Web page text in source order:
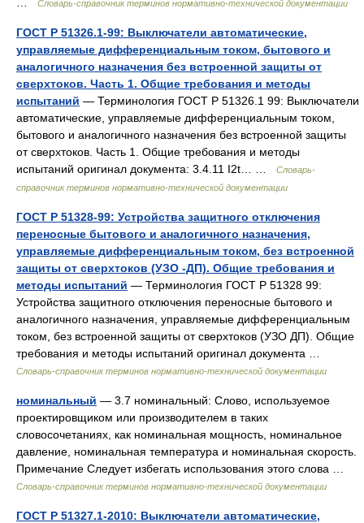
Словарь-справочник терминов нормативно-технической документации
ГОСТ Р 51326.1-99: Выключатели автоматические,
управляемые дифференциальным током, бытового и
аналогичного назначения без встроенной защиты от
сверхтоков. Часть 1. Общие требования и методы
испытаний — Терминология ГОСТ Р 51326.1 99: Выключатели
автоматические, управляемые дифференциальным током,
бытового и аналогичного назначения без встроенной защиты
от сверхтоков. Часть 1. Общие требования и методы
испытаний оригинал документа: 3.4.11 I2t… …
Словарь-
справочник терминов нормативно-технической документации
ГОСТ Р 51328-99: Устройства защитного отключения
переносные бытового и аналогичного назначения,
управляемые дифференциальным током, без встроенной
защиты от сверхтоков (УЗО -ДП). Общие требования и
методы испытаний — Терминология ГОСТ Р 51328 99:
Устройства защитного отключения переносные бытового и
аналогичного назначения, управляемые дифференциальным
током, без встроенной защиты от сверхтоков (УЗО ДП). Общие
требования и методы испытаний оригинал документа …
Словарь-справочник терминов нормативно-технической документации
номинальный — 3.7 номинальный: Слово, используемое
проектировщиком или производителем в таких
словосочетаниях, как номинальная мощность, номинальное
давление, номинальная температура и номинальная скорость.
Примечание Следует избегать использования этого слова …
Словарь-справочник терминов нормативно-технической документации
ГОСТ Р 51327.1-2010: Выключатели автоматические,